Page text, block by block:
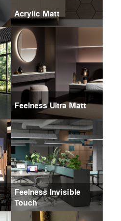
Acrylic Matt
Feelness Ultra Matt
Feelness Invisible
Touch